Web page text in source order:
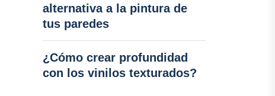
alternativa a la pintura de
tus paredes
¿Cómo crear profundidad
con los vinilos texturados?